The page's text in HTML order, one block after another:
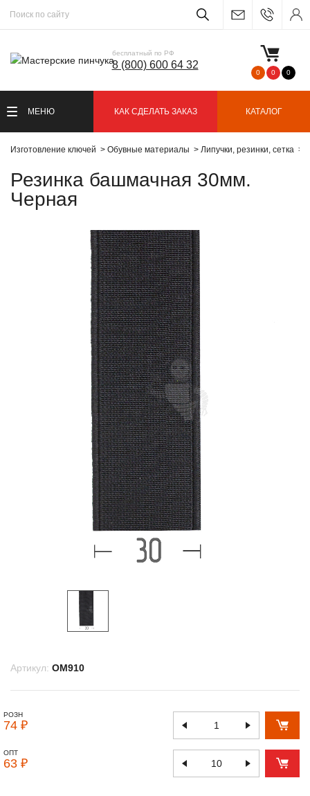
бесплатный по РФ
8 (800) 600 64 32
0 0 0
МЕНЮ КАК СДЕЛАТЬ ЗАКАЗ КАТАЛОГ
Изготовление ключей Обувные материалы Липучки, резинки, сетка
Резинка башмачная 30мм.
Черная
Артикул: OM910
РОЗН
74 ₽
ОПТ
63 ₽